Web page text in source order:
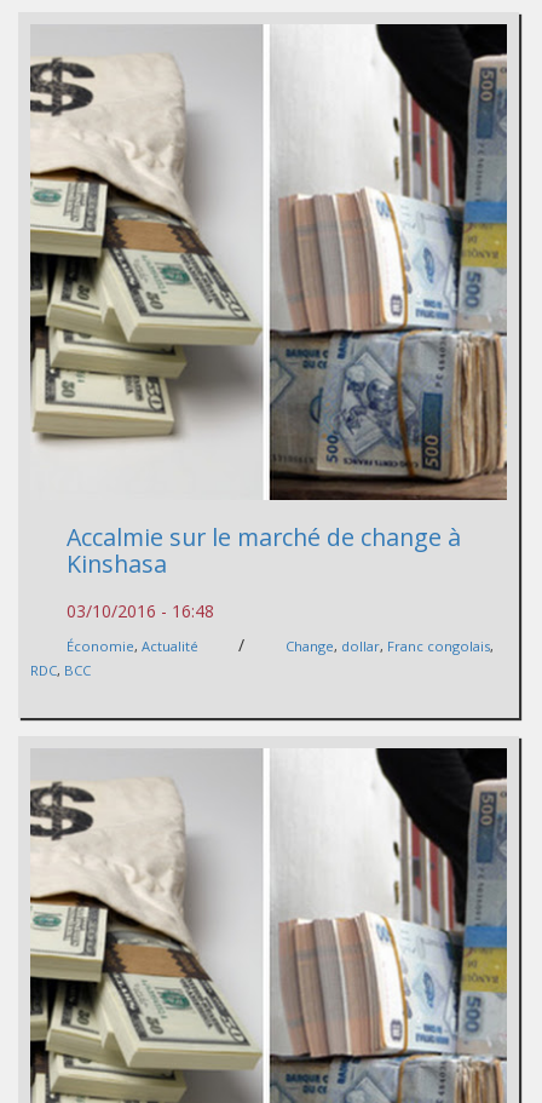
Accalmie sur le marché de change à
Kinshasa
03/10/2016 - 16:48
Économie, Actualité / Change, dollar, Franc congolais,
RDC, BCC